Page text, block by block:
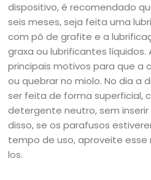
dispositivo, é recomendado
seis meses, seja feita uma
com pó de grafite e a
graxa ou lubrificantes líquidos.
principais motivos para que a
ou quebrar no miolo. No dia a
ser feita de forma superficial,
detergente neutro, sem inserir
disso, se os parafusos
tempo de uso, aproveite
los.